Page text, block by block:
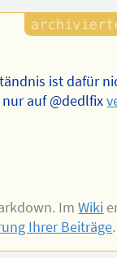
ist dafür
auf @dedlfix
ImWiki
Ihrer Beiträge.